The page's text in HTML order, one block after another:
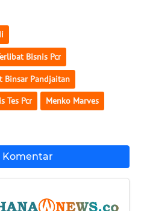
Bisnis Pcr
Binsar Pandjaitan
Tes Pcr Menko Marves
Komentar